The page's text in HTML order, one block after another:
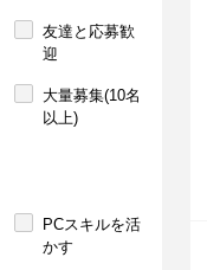
友達と応募歓
迎
大量募集(10名
以上)
PCスキルを活
かす